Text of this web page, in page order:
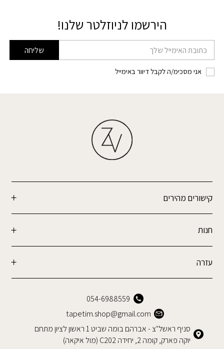
הירשמו לניוזלטר שלנו!
דוא׳׳ל שליחה
אני מסכימ/ה לקבל דיוור באימייל
קישורים מהירים
חנות
עזרה
054-6988559
tapetim.shop@gmail.com
סניף ראשל"צ - אברהם בומה שביט 1 ראשון לציון מתחם
יוקה פארק, קומה 2, יחידה C202 (מול איקאה)